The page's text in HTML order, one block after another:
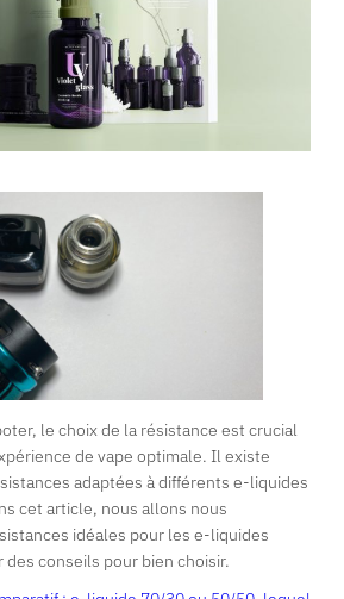
le choix de la résistance est crucial
de vape optimale. Il existe
adaptées à différents e-liquides
cet article, nous allons nous
idéales pour les e-liquides
conseils pour bien choisir.